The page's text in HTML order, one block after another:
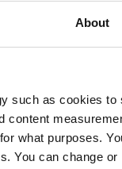
About
such as cookies to
content
what purposes.
You can change or
Je
Omdat Alumio
hergebruik je bij
systeem de
en derde